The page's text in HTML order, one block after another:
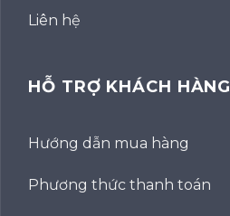
Liên hệ
HỖ TRỢ KHÁCH HÀNG
Hướng dẫn mua hàng
Phương thức thanh toán